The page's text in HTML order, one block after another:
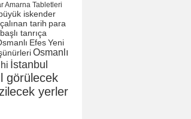
Amarna Tabletleri
iskender
çalınan tarih para
tanrıça
EfesYeni
Osmanlı
İstanbul
görülecek
yerler